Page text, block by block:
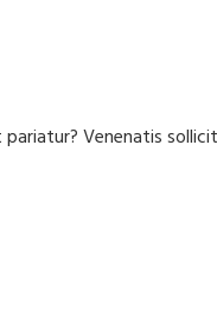
Venenatis